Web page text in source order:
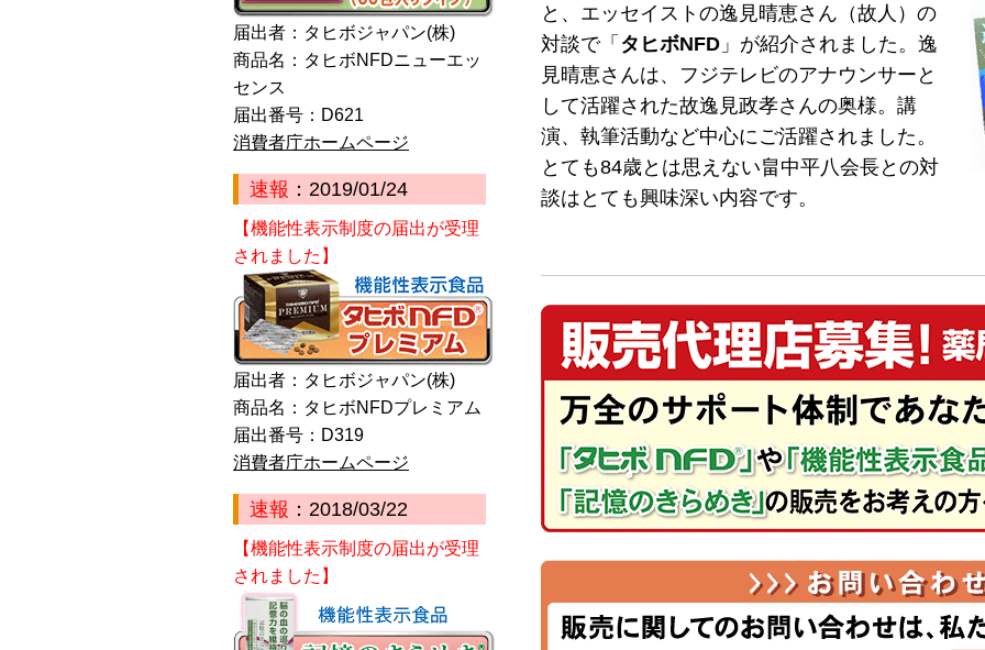
と、エッセイストの逸見晴恵さん（故人）の
対談で「 タヒボNFD 」が紹介されました。逸
見晴恵さんは、フジテレビのアナウンサーと
して活躍された故逸見政孝さんの奥様。講
演、執筆活動など中心にご活躍されました。
とても84歳とは思えない畠中平八会長との対
談はとても興味深い内容です。
届出者：タヒボジャパン(株)
商品名：タヒボNFDニューエッ
センス
届出番号：D621
消費者庁ホームページ
速報 ：2019/01/24
【機能性表示制度の届出が受理
されました】
届出者：タヒボジャパン(株)
商品名：タヒボNFDプレミアム
届出番号：D319
消費者庁ホームページ
速報 ：2018/03/22
【機能性表示制度の届出が受理
されました】